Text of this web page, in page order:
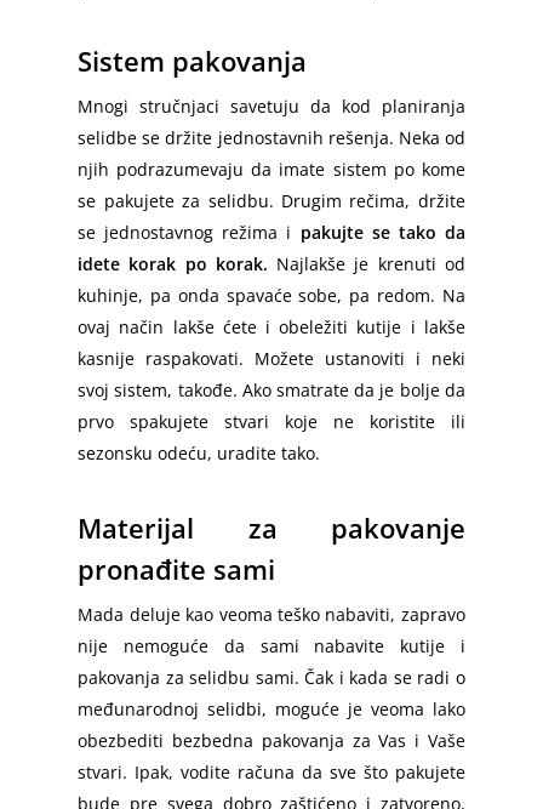
Sistem pakovanja
Mnogi stručnjaci savetuju da kod planiranja
selidbe se držite jednostavnih rešenja. Neka od
njih podrazumevaju da imate sistem po kome
se pakujete za selidbu. Drugim rečima, držite
se jednostavnog režima i pakujte se tako da
idete korak po korak. Najlakše je krenuti od
kuhinje, pa onda spavaće sobe, pa redom. Na
ovaj način lakše ćete i obeležiti kutije i lakše
kasnije raspakovati. Možete ustanoviti i neki
svoj sistem, takođe. Ako smatrate da je bolje da
prvo spakujete stvari koje ne koristite ili
sezonsku odeću, uradite tako.
Materijal za pakovanje
pronađite sami
Mada deluje kao veoma teško nabaviti, zapravo
nije nemoguće da sami nabavite kutije i
pakovanja za selidbu sami. Čak i kada se radi o
međunarodnoj selidbi, moguće je veoma lako
obezbediti bezbedna pakovanja za Vas i Vaše
stvari. Ipak, vodite računa da sve što pakujete
bude pre svega dobro zaštićeno i zatvoreno,
Početna